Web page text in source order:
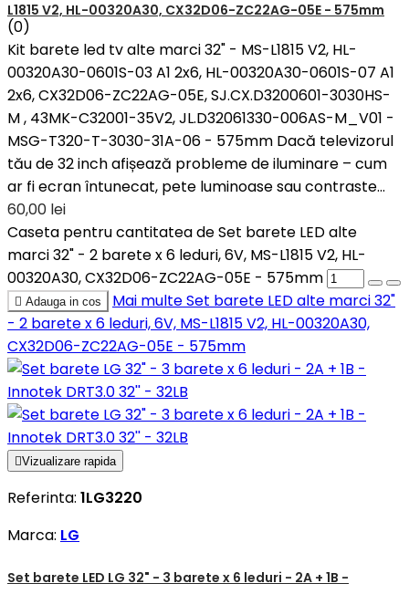
L1815 V2, HL-00320A30, CX32D06-ZC22AG-05E - 575mm
(0)
Kit barete led tv alte marci 32" - MS-L1815 V2, HL-
00320A30-0601S-03 A1 2x6, HL-00320A30-0601S-07 A1
2x6, CX32D06-ZC22AG-05E, SJ.CX.D3200601-3030HS-
M , 43MK-C32001-35V2, JL.D32061330-006AS-M_V01 -
MSG-T320-T-3030-31A-06 - 575mm Dacă televizorul
tău de 32 inch afișează probleme de iluminare – cum
ar fi ecran întunecat, pete luminoase sau contraste...
60,00 lei
Caseta pentru cantitatea de Set barete LED alte
marci 32" - 2 barete x 6 leduri, 6V, MS-L1815 V2, HL-
00320A30, CX32D06-ZC22AG-05E - 575mm
 Adauga in cos Mai multeSet barete LED alte marci 32"
- 2 barete x 6 leduri, 6V, MS-L1815 V2, HL-00320A30,
CX32D06-ZC22AG-05E - 575mm
Vizualizare rapida
Referinta: 1LG3220
Marca: LG
Set barete LED LG 32" - 3 barete x 6 leduri - 2A + 1B -